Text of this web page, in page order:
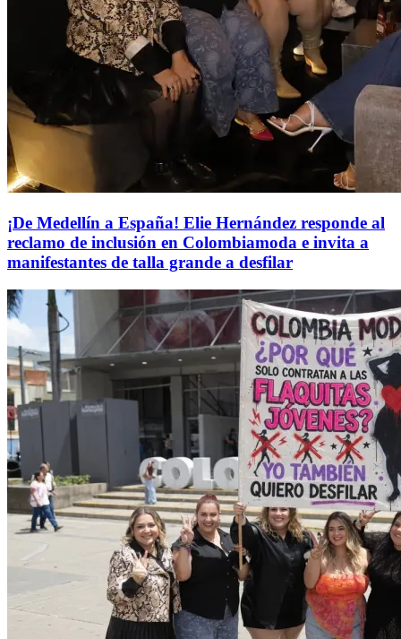
¡De Medellín a España! Elie Hernández responde al
reclamo de inclusión en Colombiamoda e invita a
manifestantes de talla grande a desfilar